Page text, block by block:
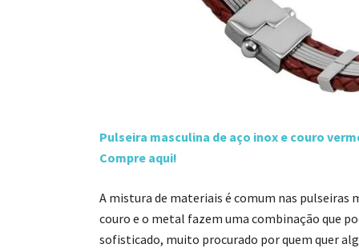
Pulseira masculina de aço inox e couro
Compre aqui!
A mistura de materiais é comum nas pulseiras
couro e o metal fazem uma combinação que
sofisticado, muito procurado por quem quer